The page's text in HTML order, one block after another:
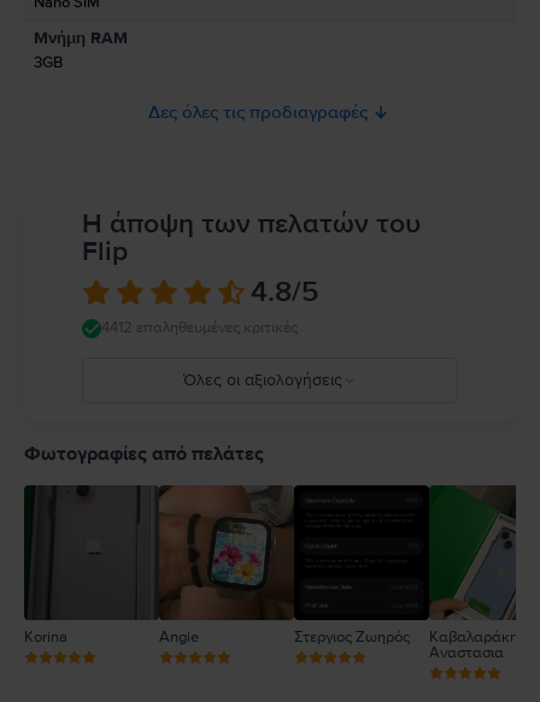
ασφάλεια του προϊόντος.
Μνήμη RAM
3GB
Δες όλες τις προδιαγραφές
Η άποψη των πελατών του
Flip
4.8/5
4412 επαληθευμένες κριτικές
Όλες οι αξιολογήσεις
4
2
1
Φωτογραφίες από πελάτες
Korina Angie Στεργιος Ζωηρός
Καβαλαράκη
Αναστασια